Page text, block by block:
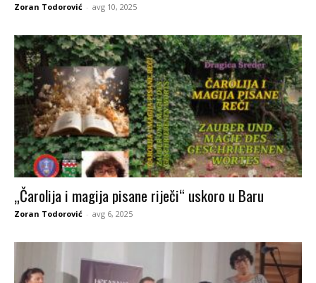
Zoran Todorović - avg 10, 2025
„Čarolija i magija pisane riječi“ uskoro u Baru
Zoran Todorović - avg 6, 2025